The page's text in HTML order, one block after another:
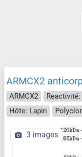
ARMCX2
ARMCX2
Hôte: Lapin
3 images